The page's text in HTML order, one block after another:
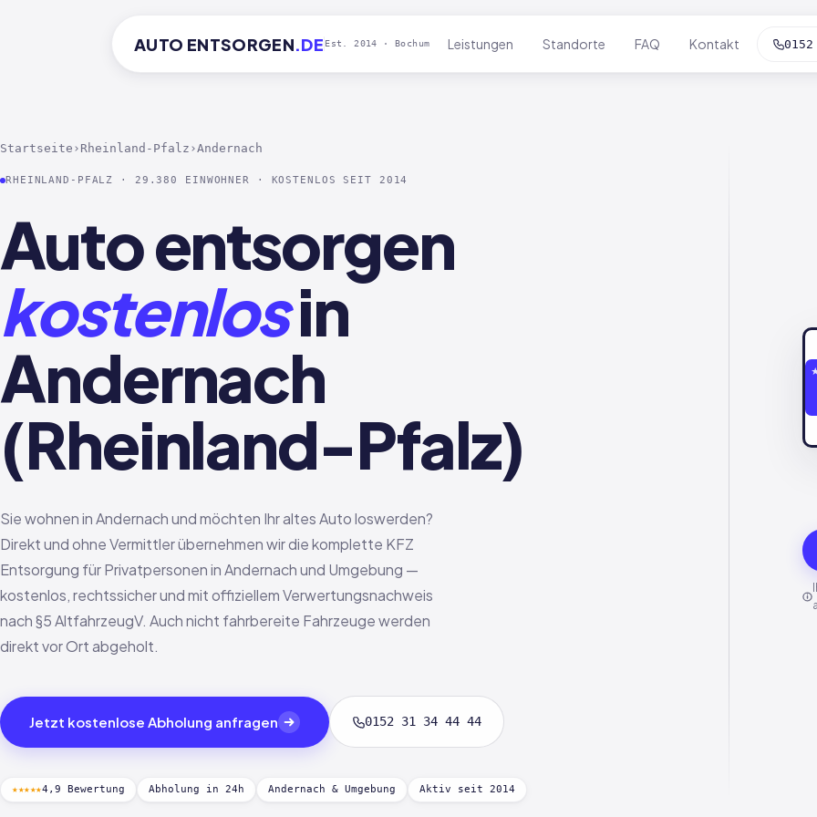
AUTO ENTSORGEN.DE Est. 2014 · Bochum Leistungen Standorte FAQ Kontakt
Startseite › Rheinland-Pfalz ›Andernach
RHEINLAND-PFALZ · 29.380 EINWOHNER · KOSTENLOS SEIT 2014
Auto entsorgen
kostenlosin
Andernach
(Rheinland-Pfalz)
Sie wohnen in Andernach und möchten Ihr altes Auto loswerden?
Direkt und ohne Vermittler übernehmen wir die komplette KFZ
Entsorgung für Privatpersonen in Andernach und Umgebung —
kostenlos, rechtssicher und mit offiziellem Verwertungsnachweis
nach §5 AltfahrzeugV. Auch nicht fahrbereite Fahrzeuge werden
direkt vor Ort abgeholt.
Jetzt kostenlose Abholung anfragen 0152 31 34 44 44
★★★★★4,9 Bewertung Abholung in 24h Andernach & Umgebung Aktiv seit 2014